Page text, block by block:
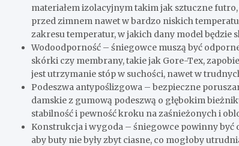
materiałem izolacyjnym takim jak sztuczne
przed zimnem nawet w bardzo niskich
zakresu temperatur, w jakich dany model będzie
Wodoodporność – śniegowce muszą być
skórki czy membrany, takie jak Gore-Tex,
jest utrzymanie stóp w suchości, nawet w
Podeszwa antypoślizgowa – bezpieczne
damskie z gumową podeszwą o głębokim
stabilność i pewność kroku na zaśnieżonych i
Konstrukcja i wygoda – śniegowce powinny być
aby buty nie były zbyt ciasne, co mogłoby